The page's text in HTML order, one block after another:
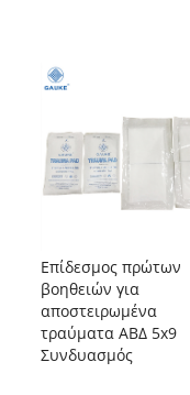
Επίδεσμος πρώτων
βοηθειών για
αποστειρωμένα
τραύματα ΑΒΔ 5x9
Συνδυασμός